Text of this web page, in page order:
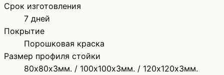
Срок изготовления
7 дней
Покрытие
Порошковая краска
Размер профиля стойки
80х80х3мм. / 100х100х3мм. / 120х120х3мм.